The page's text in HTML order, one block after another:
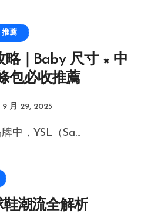
推薦
略｜Baby 尺寸 × 中
包必收推薦
9 月 29, 2025
牌中，YSL（Sa...
鞋潮流全解析